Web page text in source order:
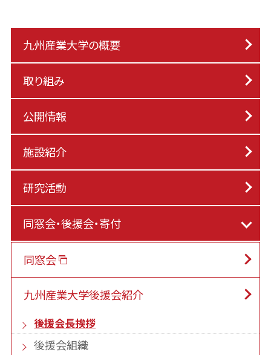
九州産業大学の概要
取り組み
公開情報
施設紹介
研究活動
同窓会・後援会・寄付
同窓会
九州産業大学後援会紹介
後援会長挨拶
後援会組織